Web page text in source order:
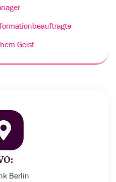
Geist
Berlin